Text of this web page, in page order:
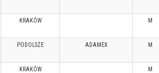
KRAKÓW M
PODOLSZE ADAMEX M
KRAKÓW M